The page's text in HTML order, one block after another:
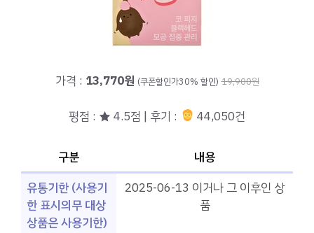
가격 : 13,770원 (쿠폰할인가30% 할인) 19,900원
평점 : ★ 4.5점 | 후기 : 44,050건
구분
내용
유통기한 (사용기
한 표시의무 대상
상품은 사용기한)
2025-06-13 이거나 그 이후인 상
품